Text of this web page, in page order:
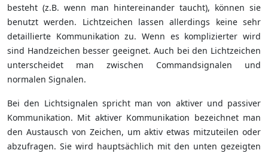
besteht (z.B. wenn man hintereinander taucht), können sie
benutzt werden. Lichtzeichen lassen allerdings keine sehr
detaillierte Kommunikation zu. Wenn es komplizierter wird
sind Handzeichen besser geeignet. Auch bei den Lichtzeichen
unterscheidet man zwischen Commandsignalen und
normalen Signalen.
Bei den Lichtsignalen spricht man von aktiver und passiver
Kommunikation. Mit aktiver Kommunikation bezeichnet man
den Austausch von Zeichen, um aktiv etwas mitzuteilen oder
abzufragen. Sie wird hauptsächlich mit den unten gezeigten